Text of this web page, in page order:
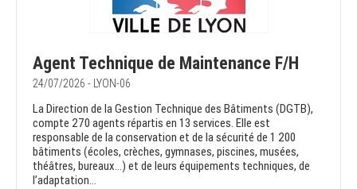
Agent Technique de Maintenance F/H
24/07/2026 - LYON-06
La Direction de la Gestion Technique des Bâtiments (DGTB),
compte 270 agents répartis en 13 services. Elle est
responsable de la conservation et de la sécurité de 1 200
bâtiments (écoles, crèches, gymnases, piscines, musées,
théâtres, bureaux…) et de leurs équipements techniques, de
l’adaptation...